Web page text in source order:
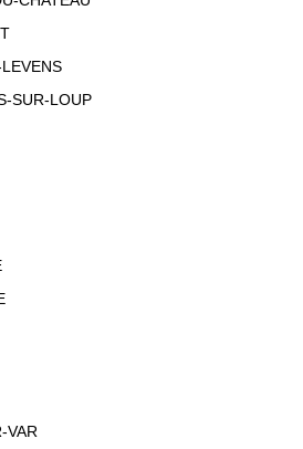
SUR-LOUP
VAR